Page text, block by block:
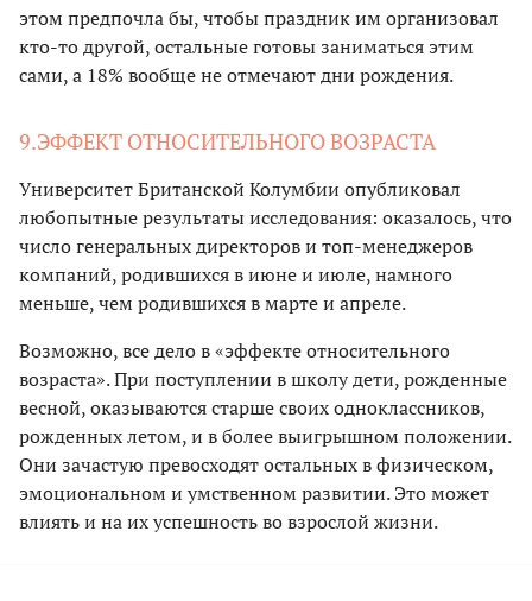
этом предпочла бы, чтобы праздник им организовал
кто-то другой, остальные готовы заниматься этим
сами, а 18% вообще не отмечают дни рождения.
9.ЭФФЕКТ ОТНОСИТЕЛЬНОГО ВОЗРАСТА
Университет Британской Колумбии опубликовал
любопытные результаты исследования: оказалось, что
число генеральных директоров и топ-менеджеров
компаний, родившихся в июне и июле, намного
меньше, чем родившихся в марте и апреле.
Возможно, все дело в «эффекте относительного
возраста». При поступлении в школу дети, рожденные
весной, оказываются старше своих одноклассников,
рожденных летом, и в более выигрышном положении.
Они зачастую превосходят остальных в физическом,
эмоциональном и умственном развитии. Это может
влиять и на их успешность во взрослой жизни.